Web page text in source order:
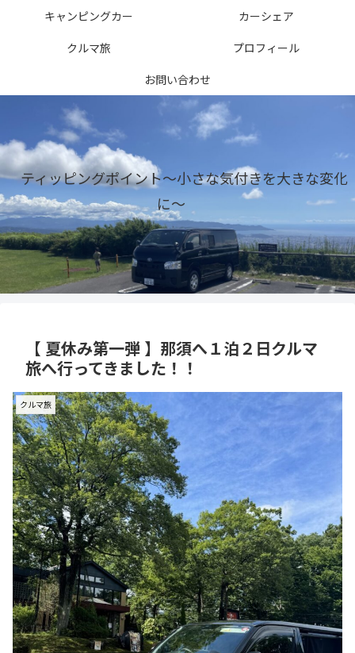
ティッピングポイント〜小さな気付きを大きな変化
に〜
キャンピングカー
カーシェア
クルマ旅
プロフィール
お問い合わせ
【 夏休み第一弾 】那須へ１泊２日クルマ
旅へ行ってきました！！
クルマ旅